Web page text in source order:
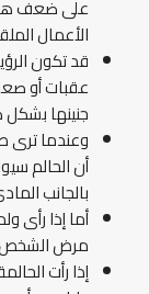
على ضعف
الأعمال
قد تكون
عقبات أو
جنينها بشكل
وعندما ترى
أن الحالم
بالجانب
أما إذا رأى
مرض الشخص
إذا رأت